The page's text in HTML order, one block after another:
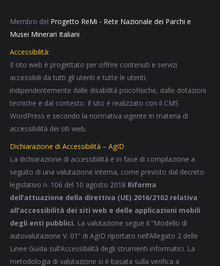
Membro del Progetto ReMi - Rete Nazionale dei Parchi e
Musei Minerari Italiani
Accessibilità:
Il sito web è progettato per offrire contenuti e servizi
accessibili da tutti gli utenti e tutte le utenti,
indipendentemente dalle disabilità psicofisiche, dalle dotazioni
tecniche e dal contesto. Il sito è realizzato con il CMS
WordPress e secondo la normativa vigente in materia di
accessibilità dei siti web.
Dichiarazione di Accessibilità – AgID
La dichiarazione di accessibilità è in fase di compilazione a
seguito di una valutazione interna, come previsto dal decreto
legislativo n. 106 del 10 agosto 2018 Riforma
dell’attuazione della direttiva (UE) 2016/2102 relativa
all’accessibilità dei siti web e delle applicazioni mobili
degli enti pubblici. La valutazione segue il “Modello di
autovalutazione V. 01” di AgID riportato nell’Allegato 2 delle
Linee Guida sull’Accessibilità degli strumenti informatici. La
metodologia di valutazione si è basata sulla verifica a